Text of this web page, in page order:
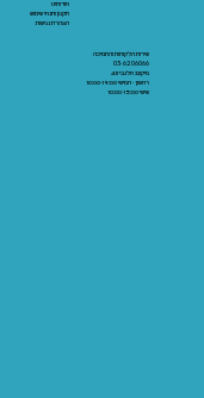
שירות הלקוחות והתמיכה
03-6206066
מיקום: אלנבי 43
ראשון - חמישי 10:00-19:00
שישי 10:00-15:00
אודותינו
תקנון ותנאי שימוש
הצהרת נגישות